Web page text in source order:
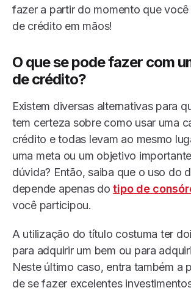
fazer a partir do momento que
de crédito em mãos!
O que se pode fazer com
de crédito?
Existem diversas alternativas para
tem certeza sobre como usar uma
crédito e todas levam ao mesmo
uma meta ou um objetivo
dúvida? Então, saiba que o uso do
depende apenas dotipo de
você participou.
A utilização do título costuma ter
para adquirir um bem ou para
Neste último caso, entra também a
de se fazer excelentes